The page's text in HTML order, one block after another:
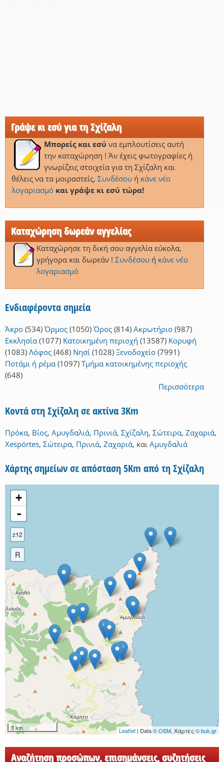
Γράψε κι εσύ για τη Σχίζαλη
Μπορείς και εσύ να εμπλουτίσεις αυτή
την καταχώρηση ! Άν έχεις φωτογραφίες ή
γνωρίζεις στοιχεία για τη Σχίζαλη και
θέλεις να τα μοιραστείς, Συνδέσουή κάνε νέο
λογαριασμό και γράψε κι εσύ τώρα!
Καταχώρηση δωρεάν αγγελίας
Καταχώρησε τη δική σου αγγελία εύκολα,
γρήγορα και δωρεάν ! Συνδέσουή κάνε νέο
λογαριασμό
Ενδιαφέροντα σημεία
Άκρο (534) Όρμος (1050) Όρος (814) Ακρωτήριο (987)
Εκκλησία (1077) Κατοικημένη περιοχή (13587) Κορυφή
(1083) Λόφος (468) Νησί (1028) Ξενοδοχείο (7991)
Ποτάμι ή ρέμα (1097) Τμήμα κατοικημένης περιοχής
(648)
Περισσότερα
Κοντά στη Σχίζαλη σε ακτίνα 3Km
Πρόκα, Βίος, Αμυγδαλιά, Πρινιά, Σχίζαλη, Σώτειρα, Ζαχαριά,
Xespórtes, Σώτειρα, Πρινιά, Ζαχαριά, και Αμυγδαλιά
Χάρτης σημείων σε απόσταση 5Km από τη Σχίζαλη
+
-
z12
R
3 km Leaflet | Data© OSM, Χάρτες © buk.gr
Αναζήτηση προσώπων, επισημάνσεις, συζητήσεις